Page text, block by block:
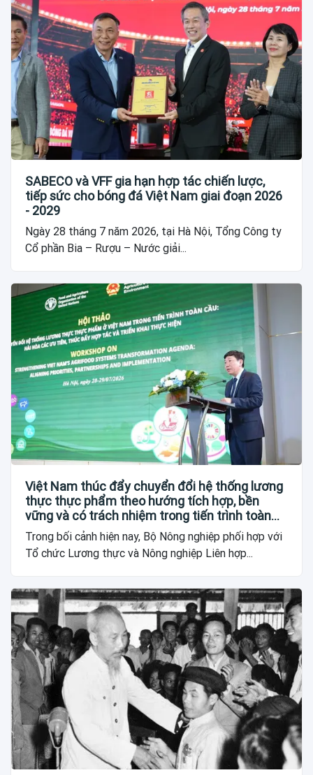
SABECO và VFF gia hạn hợp tác chiến lược,
tiếp sức cho bóng đá Việt Nam giai đoạn 2026
- 2029
Ngày 28 tháng 7 năm 2026, tại Hà Nội, Tổng Công ty
Cổ phần Bia – Rượu – Nước giải...
Việt Nam thúc đẩy chuyển đổi hệ thống lương
thực thực phẩm theo hướng tích hợp, bền
vững và có trách nhiệm trong tiến trình toàn
cầu
Trong bối cảnh hiện nay, Bộ Nông nghiệp phối hợp với
Tổ chức Lương thực và Nông nghiệp Liên hợp...